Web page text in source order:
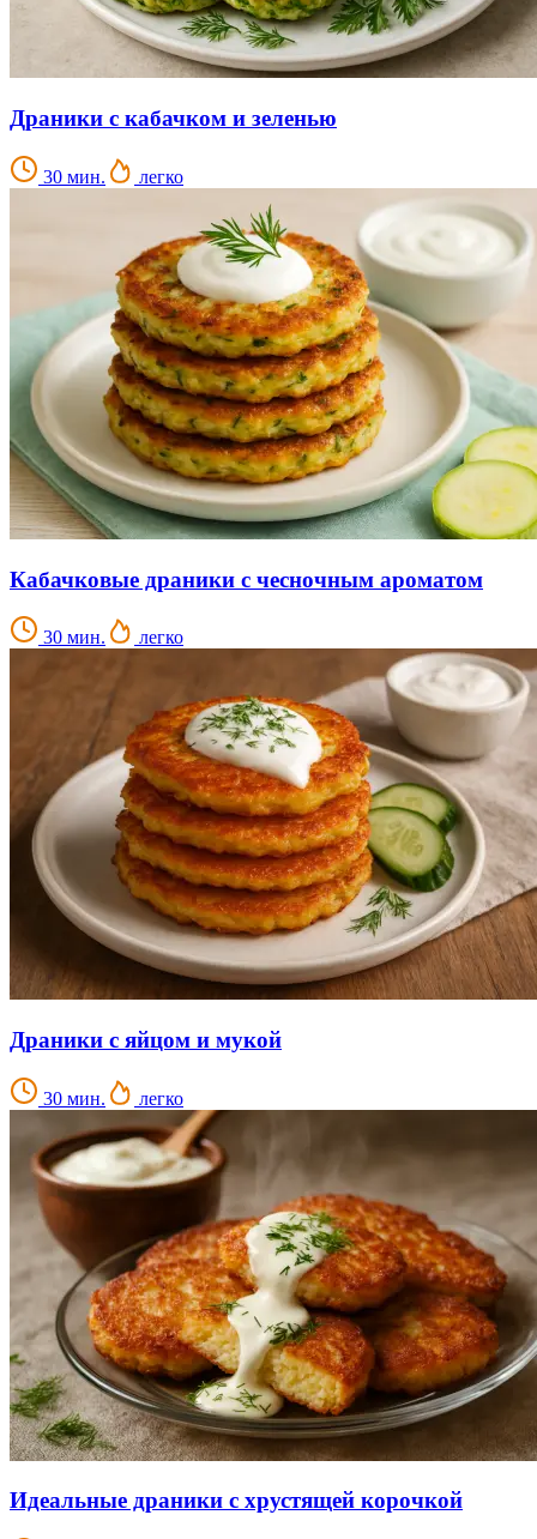
Драники с кабачком и зеленью
30 мин. легко
Кабачковые драники с чесночным ароматом
30 мин. легко
Драники с яйцом и мукой
30 мин. легко
Идеальные драники с хрустящей корочкой